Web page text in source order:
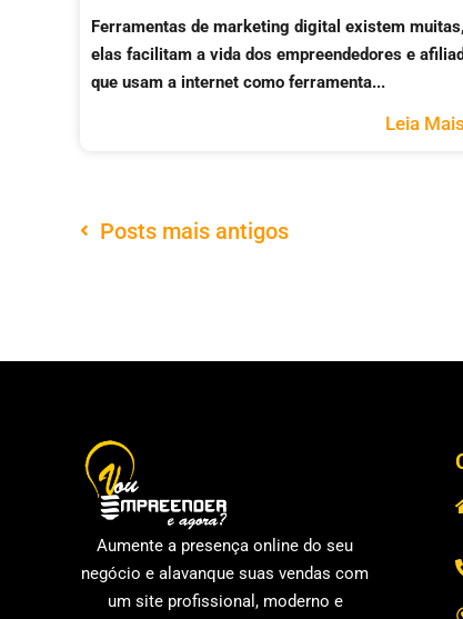
Ferramentas de marketing digital existem muitas,
elas facilitam a vida dos empreendedores e
que usam a internet como ferramenta...
Leia Mais
Posts mais antigos
Aumente a presença online do seu
negócio e alavanque suas vendas com
um site profissional, moderno e